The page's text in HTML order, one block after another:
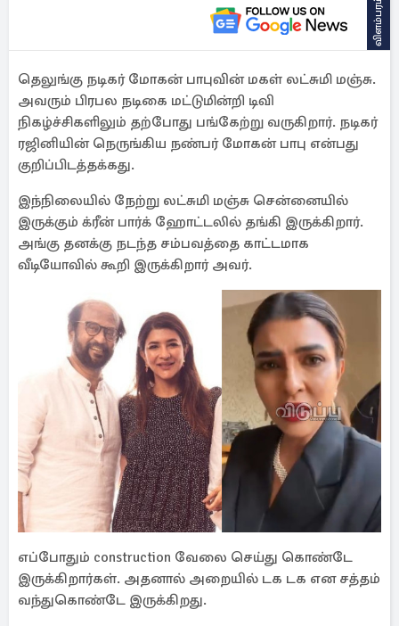
விளம்பரம்
தெலுங்கு நடிகர் மோகன் பாபுவின் மகள் லட்சுமி மஞ்சு.
அவரும் பிரபல நடிகை மட்டுமின்றி டிவி
நிகழ்ச்சிகளிலும் தற்போது பங்கேற்று வருகிறார். நடிகர்
ரஜினியின் நெருங்கிய நண்பர் மோகன் பாபு என்பது
குறிப்பிடத்தக்கது.
இந்நிலையில் நேற்று லட்சுமி மஞ்சு சென்னையில்
இருக்கும் க்ரீன் பார்க் ஹோட்டலில் தங்கி இருக்கிறார்.
அங்கு தனக்கு நடந்த சம்பவத்தை காட்டமாக
வீடியோவில் கூறி இருக்கிறார் அவர்.
எப்போதும் construction வேலை செய்து கொண்டே
இருக்கிறார்கள். அதனால் அறையில் டக டக என சத்தம்
வந்துகொண்டே இருக்கிறது.